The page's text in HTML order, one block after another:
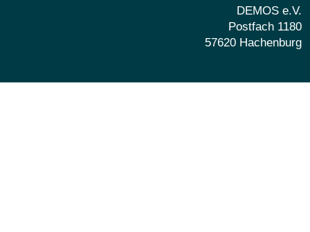
DEMOS e.V.
Postfach 1180
57620 Hachenburg